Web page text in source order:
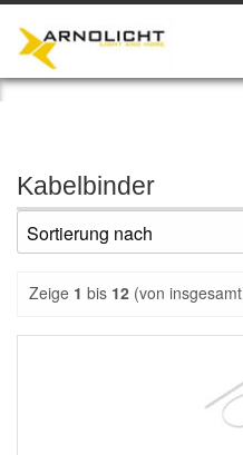
Kabelbinder
Zeige 1 bis 12 (von insgesamt